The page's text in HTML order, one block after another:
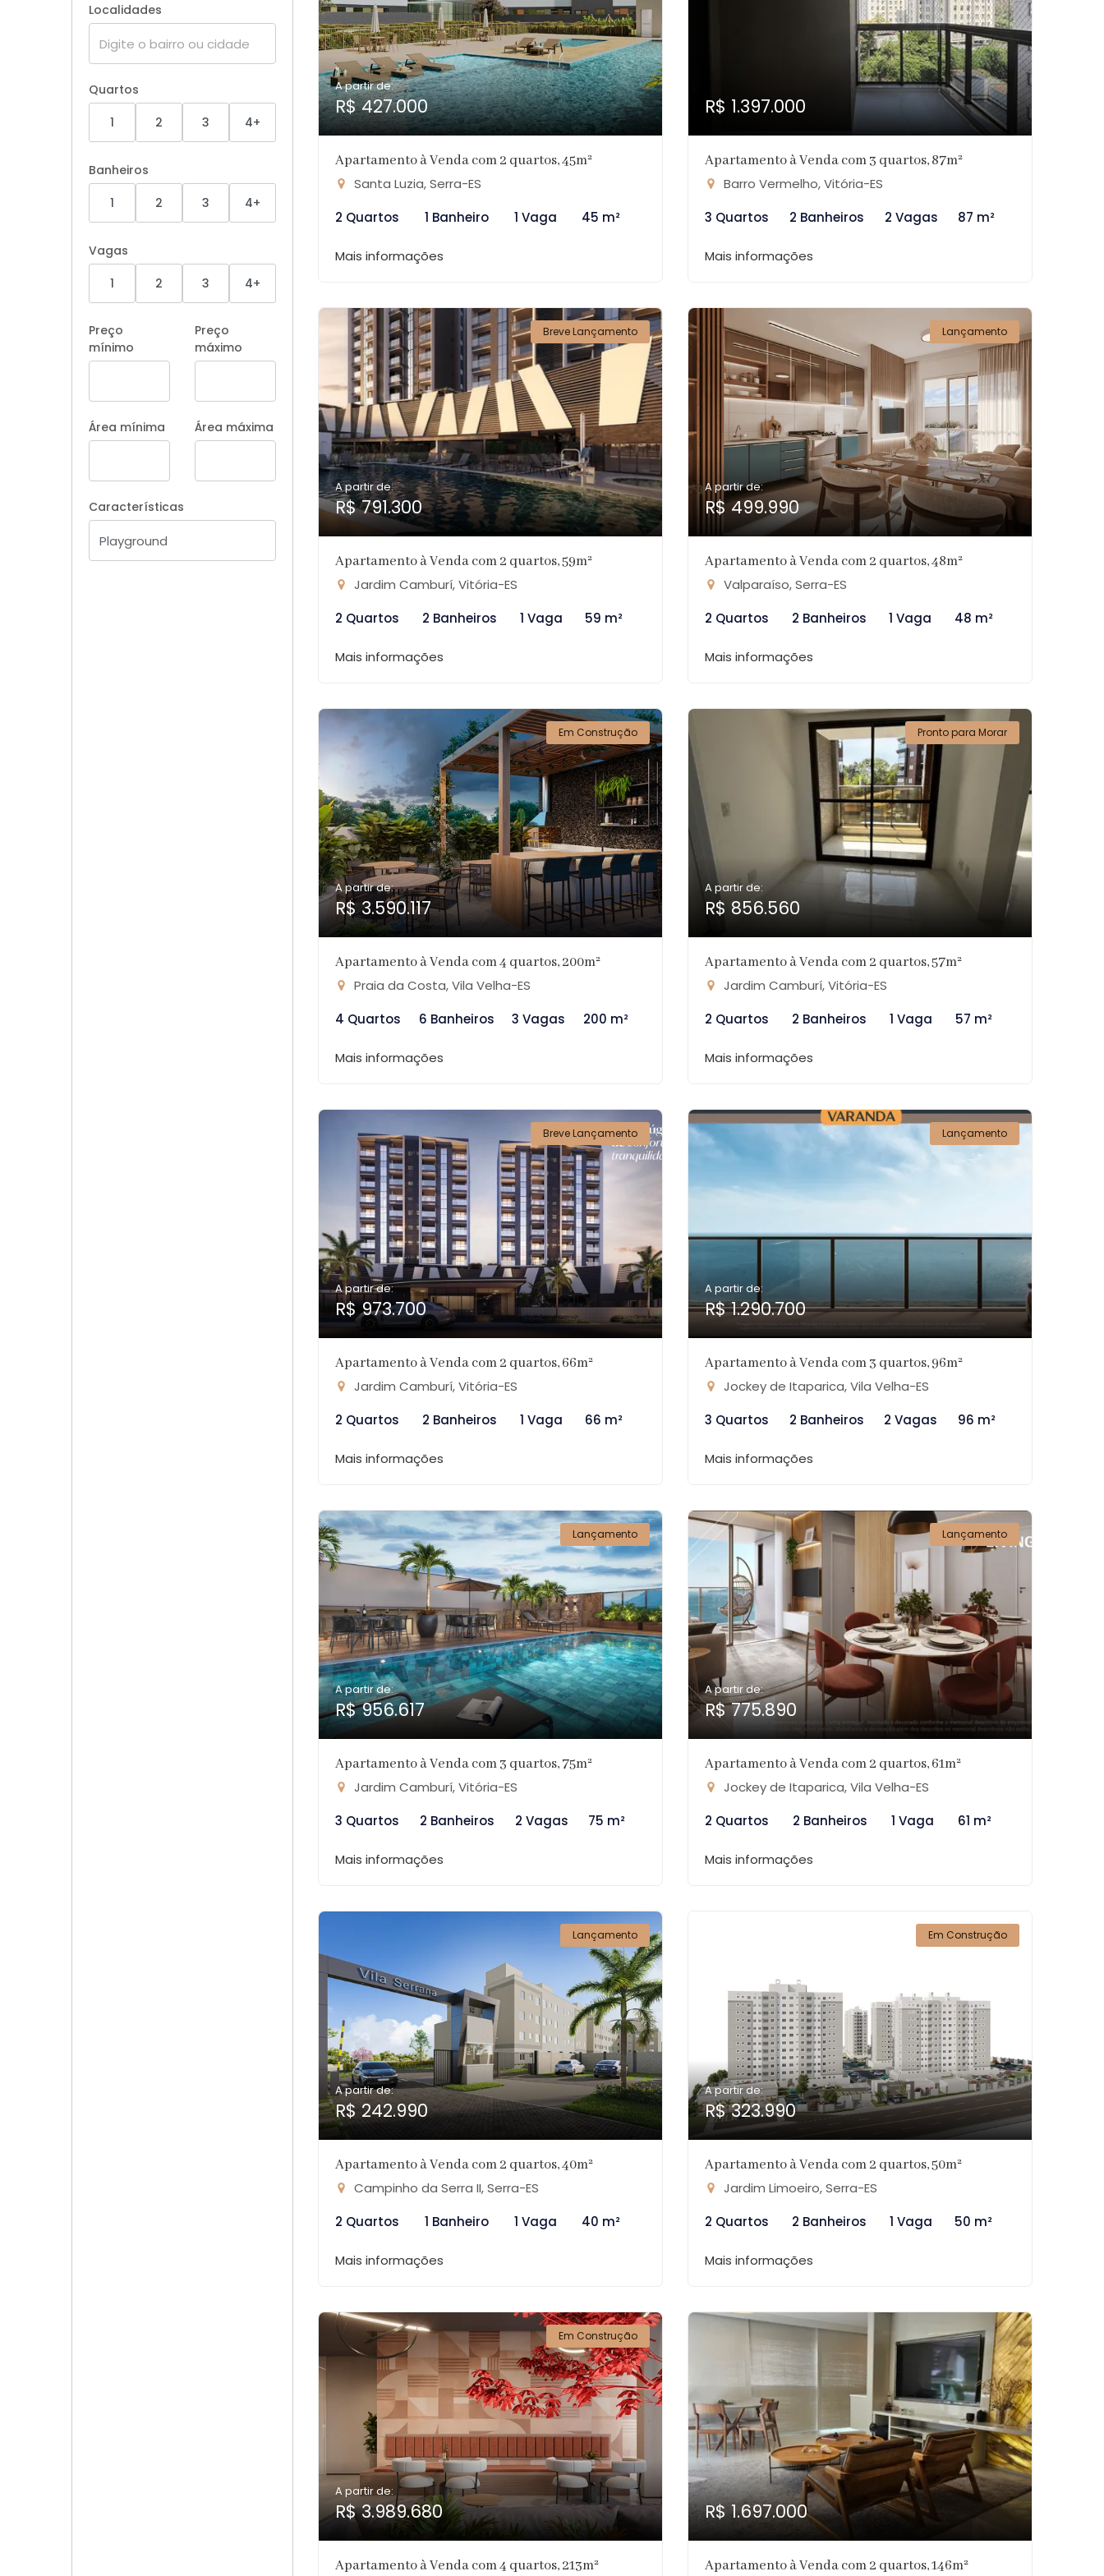
Localidades
Quartos
1
2 3 4+
Banheiros
1
2 3 4+
Vagas
1
2 3 4+
Preço
mínimo
Preço
máximo
Área mínima Área máxima
Características
A partir de:
R$ 427.000
Apartamento à Venda com 2 quartos, 45m²
Santa Luzia, Serra-ES
2 Quartos
1 Banheiro 1 Vaga 45 m²
Mais informações
R$ 1.397.000
Apartamento à Venda com 3 quartos, 87m²
Barro Vermelho, Vitória-ES
3 Quartos
2 Banheiros 2 Vagas 87 m²
Mais informações
Breve Lançamento
A partir de:
R$ 791.300
Apartamento à Venda com 2 quartos, 59m²
Jardim Camburí, Vitória-ES
2 Quartos
2 Banheiros 1 Vaga 59 m²
Mais informações
Lançamento
A partir de:
R$ 499.990
Apartamento à Venda com 2 quartos, 48m²
Valparaíso, Serra-ES
2 Quartos
2 Banheiros 1 Vaga 48 m²
Mais informações
Em Construção
A partir de:
R$ 3.590.117
Apartamento à Venda com 4 quartos, 200m²
Praia da Costa, Vila Velha-ES
4 Quartos
6 Banheiros 3 Vagas 200 m²
Mais informações
Pronto para Morar
A partir de:
R$ 856.560
Apartamento à Venda com 2 quartos, 57m²
Jardim Camburí, Vitória-ES
2 Quartos
2 Banheiros 1 Vaga 57 m²
Mais informações
Breve Lançamento
A partir de:
R$ 973.700
Apartamento à Venda com 2 quartos, 66m²
Jardim Camburí, Vitória-ES
2 Quartos
2 Banheiros 1 Vaga 66 m²
Mais informações
Lançamento
A partir de:
R$ 1.290.700
Apartamento à Venda com 3 quartos, 96m²
Jockey de Itaparica, Vila Velha-ES
3 Quartos
2 Banheiros 2 Vagas 96 m²
Mais informações
Lançamento
A partir de:
R$ 956.617
Apartamento à Venda com 3 quartos, 75m²
Jardim Camburí, Vitória-ES
3 Quartos
2 Banheiros 2 Vagas 75 m²
Mais informações
Lançamento
A partir de:
R$ 775.890
Apartamento à Venda com 2 quartos, 61m²
Jockey de Itaparica, Vila Velha-ES
2 Quartos
2 Banheiros 1 Vaga 61 m²
Mais informações
Lançamento
A partir de:
R$ 242.990
Apartamento à Venda com 2 quartos, 40m²
Campinho da Serra II, Serra-ES
2 Quartos
1 Banheiro 1 Vaga 40 m²
Mais informações
Em Construção
A partir de:
R$ 323.990
Apartamento à Venda com 2 quartos, 50m²
Jardim Limoeiro, Serra-ES
2 Quartos
2 Banheiros 1 Vaga 50 m²
Mais informações
Em Construção
A partir de:
R$ 3.989.680
Apartamento à Venda com 4 quartos, 213m²
R$ 1.697.000
Apartamento à Venda com 2 quartos, 146m²